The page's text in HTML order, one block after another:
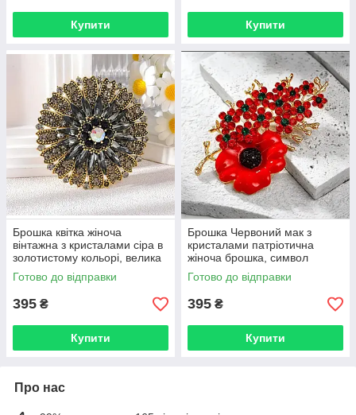
Купити Купити
Брошка квітка жіноча
вінтажна з кристалами сіра в
золотистому кольорі, велика
кругла брошка на
одяг BRS210
Готово до відправки
395 ₴
Купити
Брошка Червоний мак з
кристалами патріотична
жіноча брошка, символ
пам'яті та незламності
України BRS209
Готово до відправки
395 ₴
Купити
Про нас